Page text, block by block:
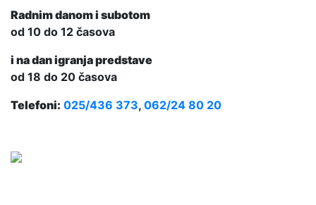
Radnim danom i subotom
od 10 do 12 časova
i na dan igranja predstave
od 18 do 20 časova
Telefoni: 025/436 373, 062/24 80 20